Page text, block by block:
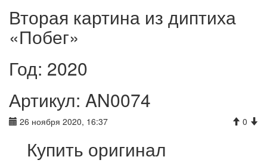
Вторая картина из диптиха
«Побег»
Год: 2020
Артикул: AN0074
26 ноября 2020, 16:37 0
Купить оригинал